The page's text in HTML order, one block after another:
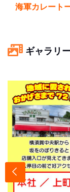
海軍カレート
ギャラリ